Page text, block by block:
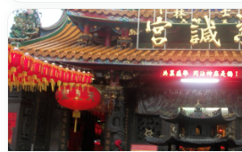
治スローガン、そしてようやくプユマ・
先住民族の地名が再びレールの上に敷